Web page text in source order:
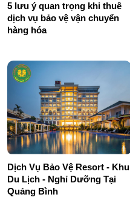
5 lưu ý quan trọng khi thuê
dịch vụ bảo vệ vận chuyển
hàng hóa
Dịch Vụ Bảo Vệ Resort - Khu
Du Lịch - Nghỉ Dưỡng Tại
Quảng Bình